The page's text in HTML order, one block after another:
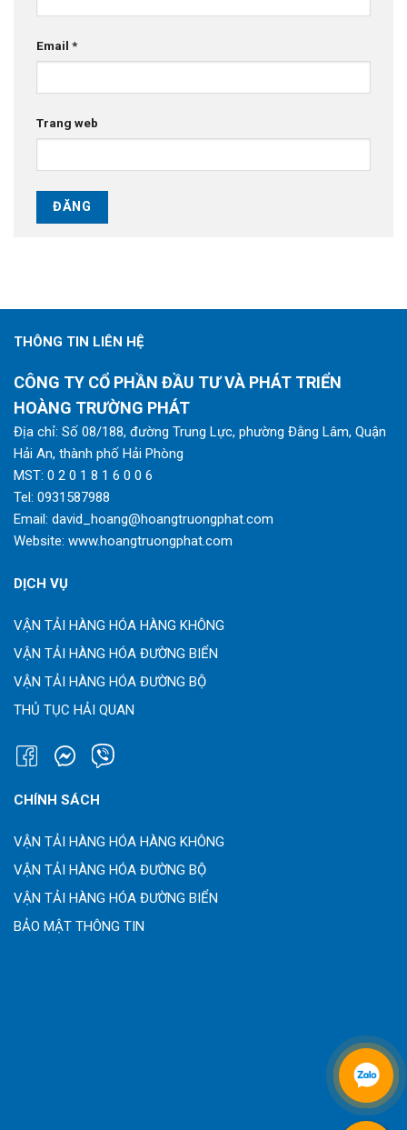
Email *
Trang web
THÔNG TIN LIÊN HỆ
CÔNG TY CỔ PHẦN ĐẦU TƯ VÀ PHÁT TRIỂN
HOÀNG TRƯỜNG PHÁT
Địa chỉ: Số 08/188, đường Trung Lực, phường Đằng Lâm, Quận
Hải An, thành phố Hải Phòng
MST: 0 2 0 1 8 1 6 0 0 6
Tel: 0931587988
Email: david_hoang@hoangtruongphat.com
Website: www.hoangtruongphat.com
DỊCH VỤ
VẬN TẢI HÀNG HÓA HÀNG KHÔNG
VẬN TẢI HÀNG HÓA ĐƯỜNG BIỂN
VẬN TẢI HÀNG HÓA ĐƯỜNG BỘ
THỦ TỤC HẢI QUAN
CHÍNH SÁCH
VẬN TẢI HÀNG HÓA HÀNG KHÔNG
VẬN TẢI HÀNG HÓA ĐƯỜNG BỘ
VẬN TẢI HÀNG HÓA ĐƯỜNG BIỂN
BẢO MẬT THÔNG TIN